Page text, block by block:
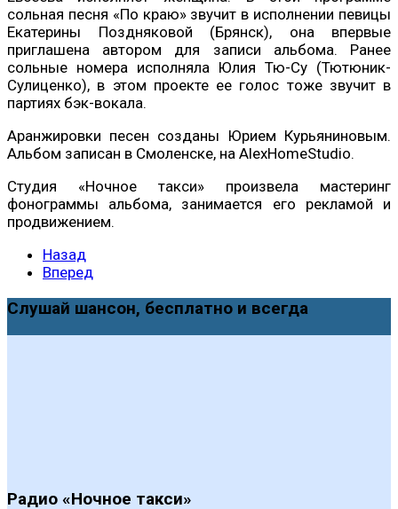
сольная песня «По краю» звучит в исполнении певицы
Екатерины Поздняковой (Брянск), она впервые
приглашена автором для записи альбома. Ранее
сольные номера исполняла Юлия Тю-Су (Тютюник-
Сулиценко), в этом проекте ее голос тоже звучит в
партиях бэк-вокала.
Аранжировки песен созданы Юрием Курьяниновым.
Альбом записан в Смоленске, на AlexHomeStudio.
Студия «Ночное такси» произвела мастеринг
фонограммы альбома, занимается его рекламой и
продвижением.
Назад
Вперед
Слушай шансон, бесплатно и всегда
Радио «Ночное такси»